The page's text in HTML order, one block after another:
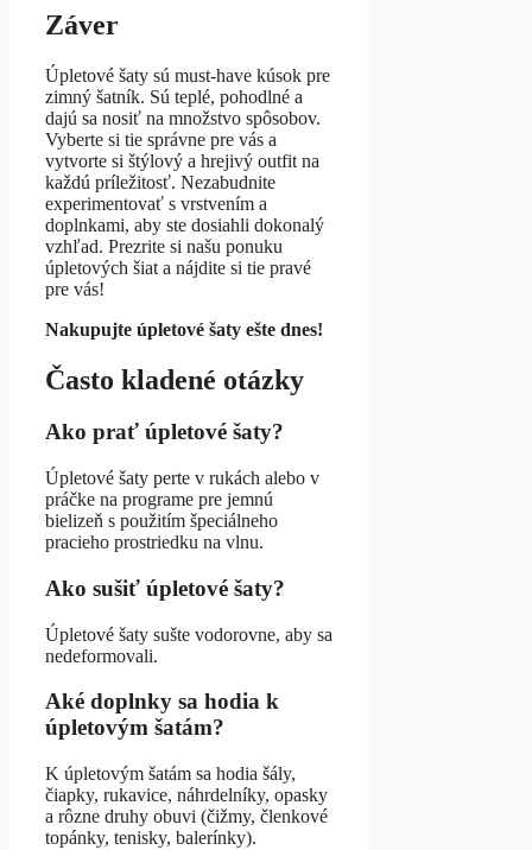
Záver
Úpletové šaty sú must-have kúsok pre
zimný šatník. Sú teplé, pohodlné a
dajú sa nosiť na množstvo spôsobov.
Vyberte si tie správne pre vás a
vytvorte si štýlový a hrejivý outfit na
každú príležitosť. Nezabudnite
experimentovať s vrstvením a
doplnkami, aby ste dosiahli dokonalý
vzhľad. Prezrite si našu ponuku
úpletových šiat a nájdite si tie pravé
pre vás!
Nakupujte úpletové šaty ešte dnes!
Často kladené otázky
Ako prať úpletové šaty?
Úpletové šaty perte v rukách alebo v
práčke na programe pre jemnú
bielizeň s použitím špeciálneho
pracieho prostriedku na vlnu.
Ako sušiť úpletové šaty?
Úpletové šaty sušte vodorovne, aby sa
nedeformovali.
Aké doplnky sa hodia k
úpletovým šatám?
K úpletovým šatám sa hodia šály,
čiapky, rukavice, náhrdelníky, opasky
a rôzne druhy obuvi (čižmy, členkové
topánky, tenisky, balerínky).